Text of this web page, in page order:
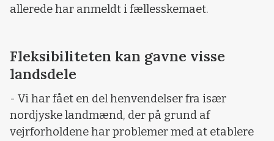
allerede har anmeldt i fællesskemaet.
Fleksibiliteten kan gavne visse
landsdele
- Vi har fået en del henvendelser fra især
nordjyske landmænd, der på grund af
vejrforholdene har problemer med at etablere